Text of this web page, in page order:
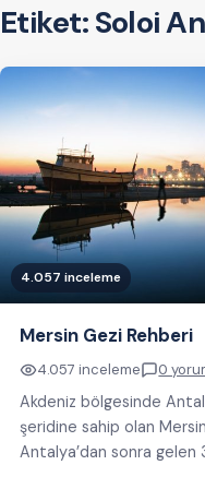
Etiket:Soloi
4.057 inceleme
Mersin Gezi Rehberi
4.057 inceleme 0
Akdeniz bölgesinde
şeridine sahip olan
Antalya’dan sonra gelen